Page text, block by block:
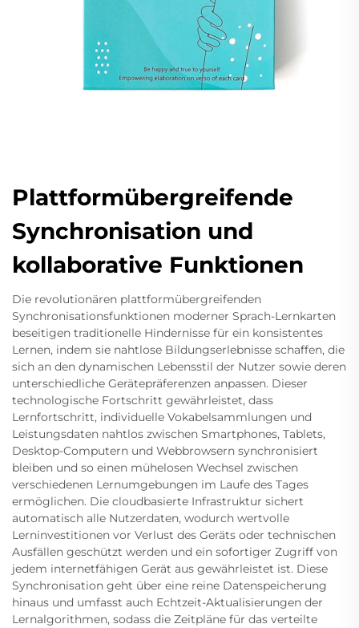
Plattformübergreifende
Synchronisation und
kollaborative Funktionen
Die revolutionären plattformübergreifenden
Synchronisationsfunktionen moderner Sprach-Lernkarten
beseitigen traditionelle Hindernisse für ein konsistentes
Lernen, indem sie nahtlose Bildungserlebnisse schaffen, die
sich an den dynamischen Lebensstil der Nutzer sowie deren
unterschiedliche Gerätepräferenzen anpassen. Dieser
technologische Fortschritt gewährleistet, dass
Lernfortschritt, individuelle Vokabelsammlungen und
Leistungsdaten nahtlos zwischen Smartphones, Tablets,
Desktop-Computern und Webbrowsern synchronisiert
bleiben und so einen mühelosen Wechsel zwischen
verschiedenen Lernumgebungen im Laufe des Tages
ermöglichen. Die cloudbasierte Infrastruktur sichert
automatisch alle Nutzerdaten, wodurch wertvolle
Lerninvestitionen vor Verlust des Geräts oder technischen
Ausfällen geschützt werden und ein sofortiger Zugriff von
jedem internetfähigen Gerät aus gewährleistet ist. Diese
Synchronisation geht über eine reine Datenspeicherung
hinaus und umfasst auch Echtzeit-Aktualisierungen der
Lernalgorithmen, sodass die Zeitpläne für das verteilte